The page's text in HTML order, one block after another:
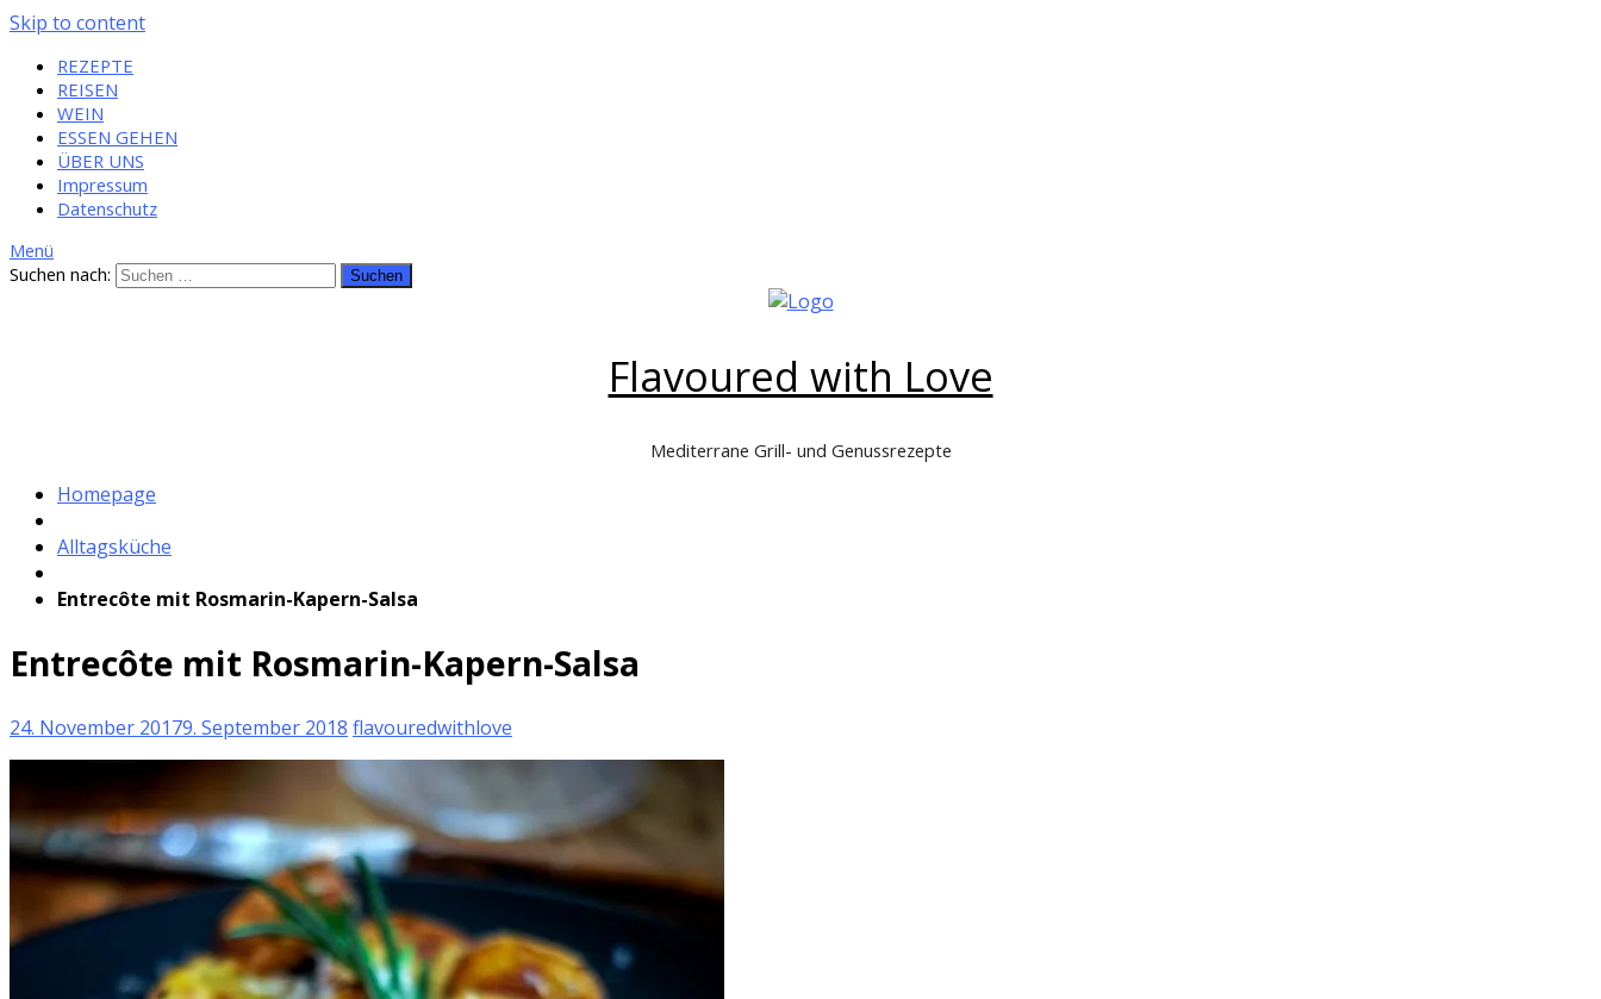
Skip to content
REZEPTE
REISEN
WEIN
ESSEN GEHEN
ÜBER UNS
Impressum
Datenschutz
Menü
Suchen nach:
Flavoured with Love
Mediterrane Grill- und Genussrezepte
Homepage
Alltagsküche
Entrecôte mit Rosmarin-Kapern-Salsa
Entrecôte mit Rosmarin-Kapern-Salsa
24. November 20179. September 2018 flavouredwithlove